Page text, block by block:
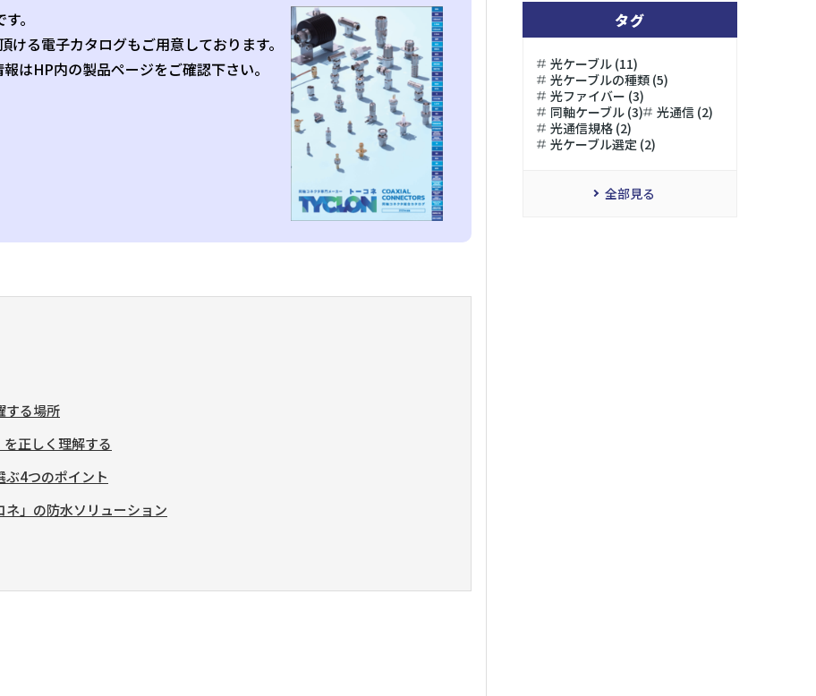
。
る電子カタログもご用意しております。
はHP内の製品ページをご確認下さい。
する場所
正しく理解する
ぶ4つのポイント
」の防水ソリューション
タグ
光ケーブル (11)
光ケーブルの種類 (5)
光ファイバー (3)
同軸ケーブル (3)
光通信 (2)
光通信規格 (2)
光ケーブル選定 (2)
全部見る